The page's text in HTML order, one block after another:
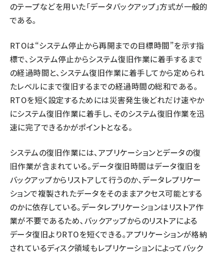
のテープなどを用いた「データバックアップ」方式が一般的
である。
RTOは“システム停止から再開までの目標時間”を示す指
標で、システム停止からシステム復旧作業に着手するまで
の経過時間と、システム復旧作業に着手してから定められ
たレベルにまで復旧するまでの経過時間の総和である。
RTOを短く設定するためには災害発生後どれだけ速やか
にシステム復旧作業に着手し、そのシステム復旧作業を迅
速に完了できるかがポイントとなる。
システムの復旧作業には、アプリケーションとデータの復
旧作業が含まれている。データ復旧時間はデータ復旧を
バックアップからリストアして行うのか、データレプリケー
ションで複製されたデータをそのままアクセス可能とする
のかに依存している。データレプリケーションはリストア作
業が不要であるため、バックアップからのリストアによる
データ復旧よりRTOを短くできる。アプリケーションが格納
されているディスク領域もレプリケーションによってバック